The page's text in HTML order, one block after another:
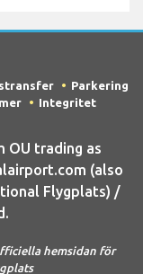
Parkering
Integritet
OU trading as
(also
Flygplats) /
hemsidan för